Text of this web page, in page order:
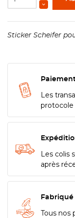
Sticker Scheifer
Les
protocole
Les colis
après
Tous nos